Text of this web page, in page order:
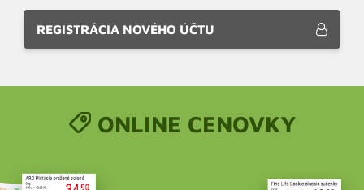
REGISTRÁCIA NOVÉHO ÚČTU
ONLINE CENOVKY